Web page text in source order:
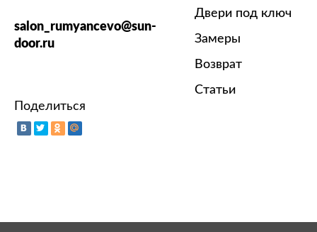
salon_rumyancevo@sun-
door.ru
Поделиться
Двери под ключ
Замеры
Возврат
Статьи